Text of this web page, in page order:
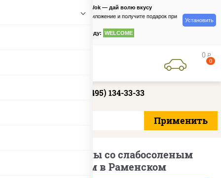
PizzaSushiWok — дай волю вкусу
Скачайте приложение и получите подарок при
по промокоду: WELCOME
Установить
0 руб
0
+7 (495) 134-33-33
Эконом роллы со слабосоленым
лососем в Раменском